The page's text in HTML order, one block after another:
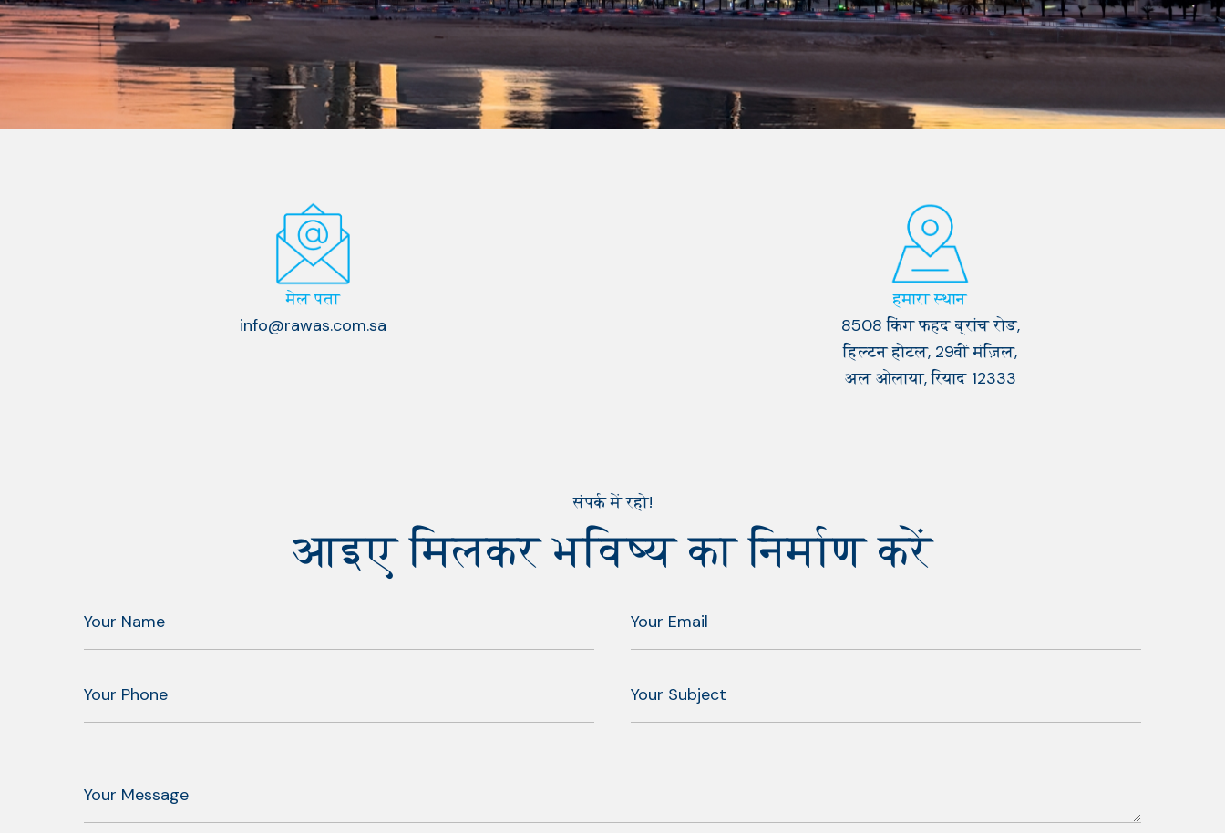
मेल पता
info@rawas.com.sa
हमारा स्थान
8508 किंग फहद ब्रांच रोड,
हिल्टन होटल, 29वीं मंज़िल,
अल ओलाया, रियाद 12333
आइए मिलकर भविष्य का निर्माण करें
संपर्क में रहो!